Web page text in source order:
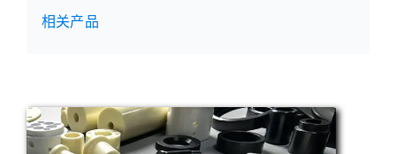
相关产品